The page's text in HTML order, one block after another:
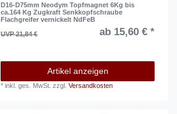
D16-D75mm Neodym Topfmagnet 6Kg bis
ca.164 Kg Zugkraft Senkkopfschraube
Flachgreifer vernickelt NdFeB
UVP 21,84 €
ab 15,60 € *
Artikel anzeigen
*inkl. ges. MwSt. zzgl.Versandkosten